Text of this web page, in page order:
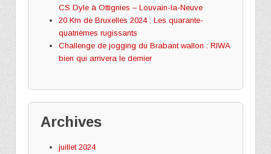
CS Dyle à Ottignies – Louvain-la-Neuve
20 Km de Bruxelles 2024 : Les quarante-
quatrièmes rugissants
Challenge de jogging du Brabant wallon : RIWA
bien qui arrivera le dernier
Archives
juillet 2024